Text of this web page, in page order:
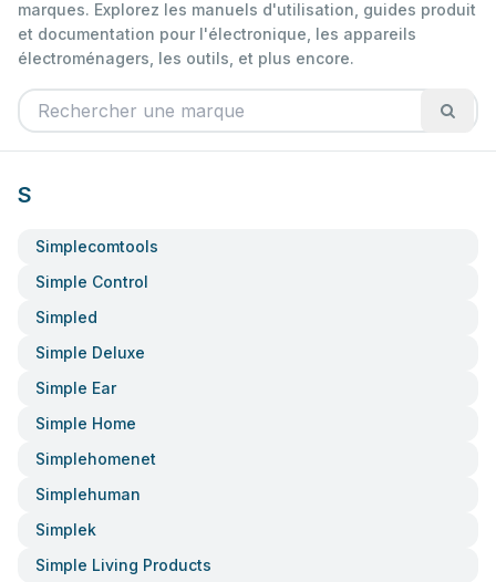
marques. Explorez les manuels d'utilisation, guides produit
et documentation pour l'électronique, les appareils
électroménagers, les outils, et plus encore.
S
Simplecomtools
Simple Control
Simpled
Simple Deluxe
Simple Ear
Simple Home
Simplehomenet
Simplehuman
Simplek
Simple Living Products